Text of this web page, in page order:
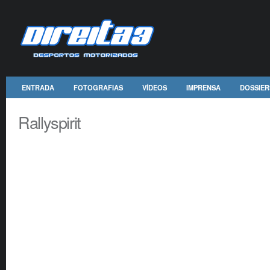
ENTRADA FOTOGRAFIAS VÍDEOS IMPRENSA
Rallyspirit